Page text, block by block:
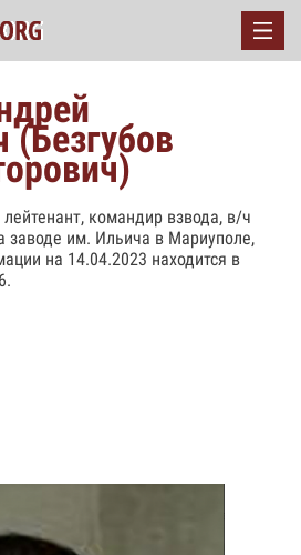
(Безгубов
командир взвода, в/ч
заводе им. Ильича в Мариуполе,
на 14.04.2023 находится в